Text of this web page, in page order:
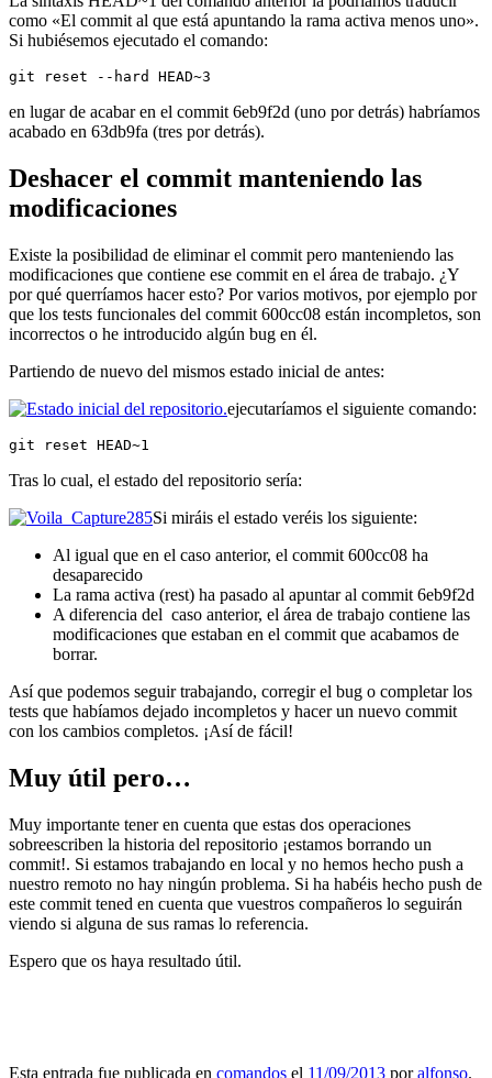
como «El commit al que está apuntando la rama activa menos uno».
Si hubiésemos ejecutado el comando:
git reset --hard HEAD~3
en lugar de acabar en el commit 6eb9f2d (uno por detrás) habríamos
acabado en 63db9fa (tres por detrás).
Deshacer el commit manteniendo las
modificaciones
Existe la posibilidad de eliminar el commit pero manteniendo las
modificaciones que contiene ese commit en el área de trabajo. ¿Y
por qué querríamos hacer esto? Por varios motivos, por ejemplo por
que los tests funcionales del commit 600cc08 están incompletos, son
incorrectos o he introducido algún bug en él.
Partiendo de nuevo del mismos estado inicial de antes:
ejecutaríamos el siguiente comando:
git reset HEAD~1
Tras lo cual, el estado del repositorio sería:
Si miráis el estado veréis los siguiente:
Al igual que en el caso anterior, el commit 600cc08 ha
desaparecido
La rama activa (rest) ha pasado al apuntar al commit 6eb9f2d
A diferencia del caso anterior, el área de trabajo contiene las
modificaciones que estaban en el commit que acabamos de
borrar.
Así que podemos seguir trabajando, corregir el bug o completar los
tests que habíamos dejado incompletos y hacer un nuevo commit
con los cambios completos. ¡Así de fácil!
Muy útil pero…
Muy importante tener en cuenta que estas dos operaciones
sobreescriben la historia del repositorio ¡estamos borrando un
commit!. Si estamos trabajando en local y no hemos hecho push a
nuestro remoto no hay ningún problema. Si ha habéis hecho push de
este commit tened en cuenta que vuestros compañeros lo seguirán
viendo si alguna de sus ramas lo referencia.
Espero que os haya resultado útil.
Esta entrada fue publicada en comandos el 11/09/2013 poralfonso.